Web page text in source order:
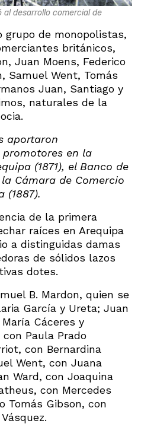
desarrollo comercial de
grupo de monopolistas,
británicos,
Juan Moens, Federico
Samuel Went, Tomás
Juan, Santiago y
naturales de la
aportaron
en la
(1871), el Banco de
la Cámara de Comercio
(1887).
de la primera
raíces en Arequipa
a distinguidas damas
de sólidos lazos
dotes.
B. Mardon, quien se
García y Ureta; Juan
Cáceres y
Paula Prado
con Bernardina
Went, con Juana
Ward, con Joaquina
con Mercedes
Tomás Gibson, con